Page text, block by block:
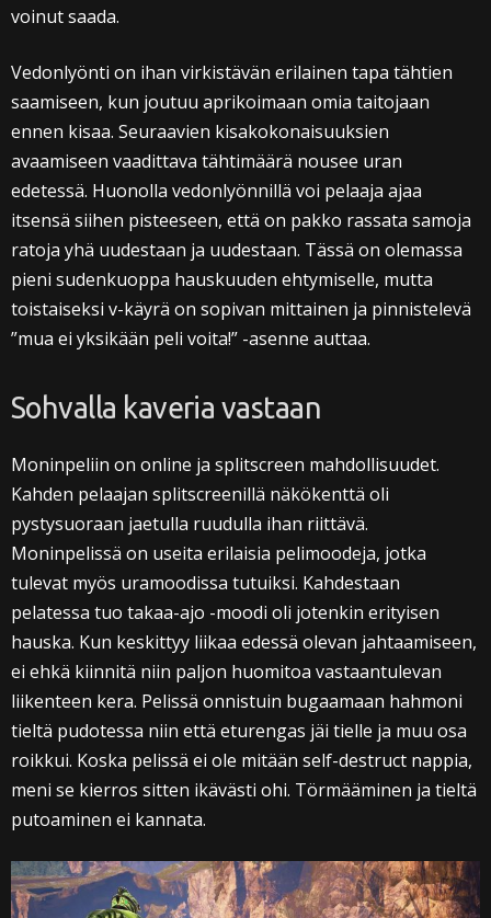
voinut saada.
Vedonlyönti on ihan virkistävän erilainen tapa tähtien
saamiseen, kun joutuu aprikoimaan omia taitojaan
ennen kisaa. Seuraavien kisakokonaisuuksien
avaamiseen vaadittava tähtimäärä nousee uran
edetessä. Huonolla vedonlyönnillä voi pelaaja ajaa
itsensä siihen pisteeseen, että on pakko rassata samoja
ratoja yhä uudestaan ja uudestaan. Tässä on olemassa
pieni sudenkuoppa hauskuuden ehtymiselle, mutta
toistaiseksi v-käyrä on sopivan mittainen ja pinnistelevä
”mua ei yksikään peli voita!” -asenne auttaa.
Sohvalla kaveria vastaan
Moninpeliin on online ja splitscreen mahdollisuudet.
Kahden pelaajan splitscreenillä näkökenttä oli
pystysuoraan jaetulla ruudulla ihan riittävä.
Moninpelissä on useita erilaisia pelimoodeja, jotka
tulevat myös uramoodissa tutuiksi. Kahdestaan
pelatessa tuo takaa-ajo -moodi oli jotenkin erityisen
hauska. Kun keskittyy liikaa edessä olevan jahtaamiseen,
ei ehkä kiinnitä niin paljon huomitoa vastaantulevan
liikenteen kera. Pelissä onnistuin bugaamaan hahmoni
tieltä pudotessa niin että eturengas jäi tielle ja muu osa
roikkui. Koska pelissä ei ole mitään self-destruct nappia,
meni se kierros sitten ikävästi ohi. Törmääminen ja tieltä
putoaminen ei kannata.